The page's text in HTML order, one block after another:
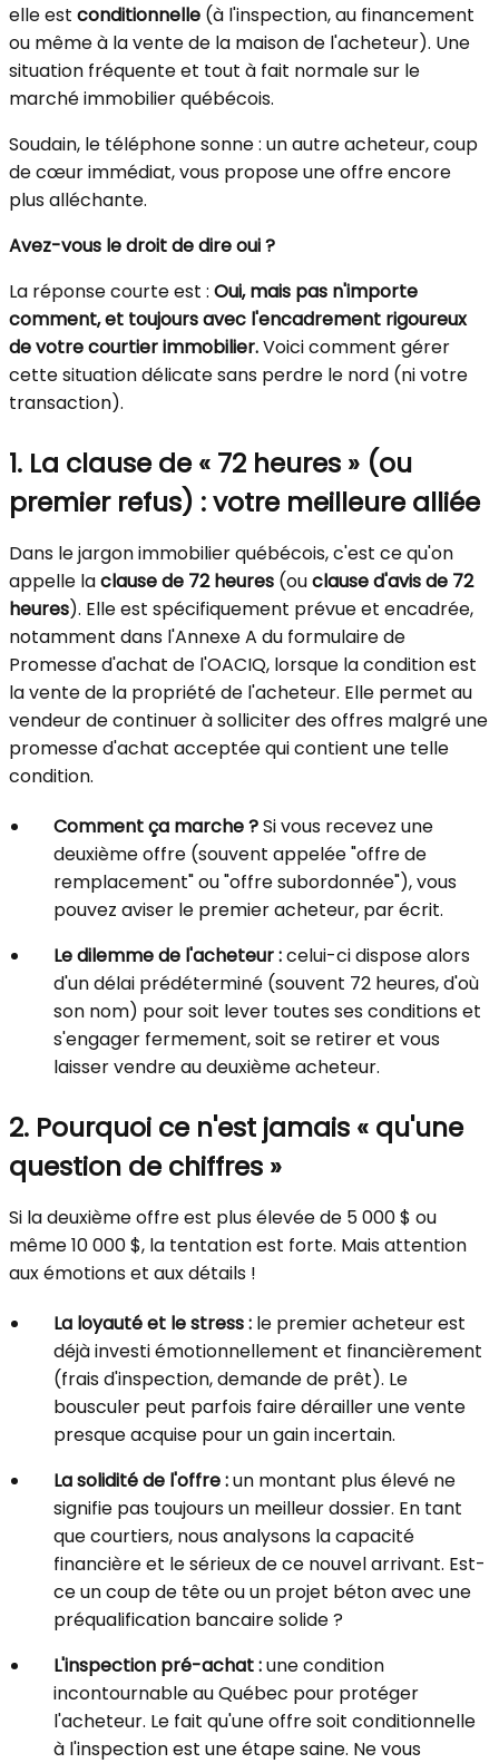
elle est conditionnelle (à l'inspection, au financement
ou même à la vente de la maison de l'acheteur). Une
situation fréquente et tout à fait normale sur le
marché immobilier québécois.
Soudain, le téléphone sonne : un autre acheteur, coup
de cœur immédiat, vous propose une offre encore
plus alléchante.
Avez-vous le droit de dire oui ?
La réponse courte est : Oui, mais pas n'importe
comment, et toujours avec l'encadrement rigoureux
de votre courtier immobilier.Voici comment gérer
cette situation délicate sans perdre le nord (ni votre
transaction).
1. La clause de « 72 heures » (ou
premier refus) : votre meilleure alliée
Dans le jargon immobilier québécois, c'est ce qu'on
appelle laclause de 72 heures (ouclause d'avis de 72
heures). Elle est spécifiquement prévue et encadrée,
notamment dans l'Annexe A du formulaire de
Promesse d'achat de l'OACIQ, lorsque la condition est
la vente de la propriété de l'acheteur. Elle permet au
vendeur de continuer à solliciter des offres malgré une
promesse d'achat acceptée qui contient une telle
condition.
Comment ça marche ?Si vous recevez une
deuxième offre (souvent appelée "offre de
remplacement" ou "offre subordonnée"), vous
pouvez aviser le premier acheteur, par écrit.
Le dilemme de l'acheteur :celui-ci dispose alors
d'un délai prédéterminé (souvent 72 heures, d'où
son nom) pour soit lever toutes ses conditions et
s'engager fermement, soit se retirer et vous
laisser vendre au deuxième acheteur.
2. Pourquoi ce n'est jamais « qu'une
question de chiffres »
Si la deuxième offre est plus élevée de 5 000 $ ou
même 10 000 $, la tentation est forte. Mais attention
aux émotions et aux détails !
La loyauté et le stress : le premier acheteur est
déjà investi émotionnellement et financièrement
(frais d'inspection, demande de prêt). Le
bousculer peut parfois faire dérailler une vente
presque acquise pour un gain incertain.
La solidité de l'offre :un montant plus élevé ne
signifie pas toujours un meilleur dossier. En tant
que courtiers, nous analysons la capacité
financière et le sérieux de ce nouvel arrivant. Est-
ce un coup de tête ou un projet béton avec une
préqualification bancaire solide ?
L'inspection pré-achat :une condition
incontournable au Québec pour protéger
l'acheteur. Le fait qu'une offre soit conditionnelle
à l'inspection est une étape saine. Ne vous